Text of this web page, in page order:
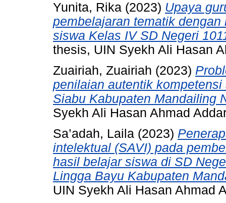
Yunita, Rika (2023) Upaya
pembelajaran tematik
siswa Kelas IV SD Negeri
thesis, UIN Syekh Ali Hasan
Zuairiah, Zuairiah (2023)
penilaian autentik
Siabu Kabupaten Mandailing
Syekh Ali Hasan Ahmad
Sa’adah, Laila (2023)
intelektual (SAVI) pada
hasil belajar siswa di SD
Lingga Bayu Kabupaten
UIN Syekh Ali Hasan Ahmad